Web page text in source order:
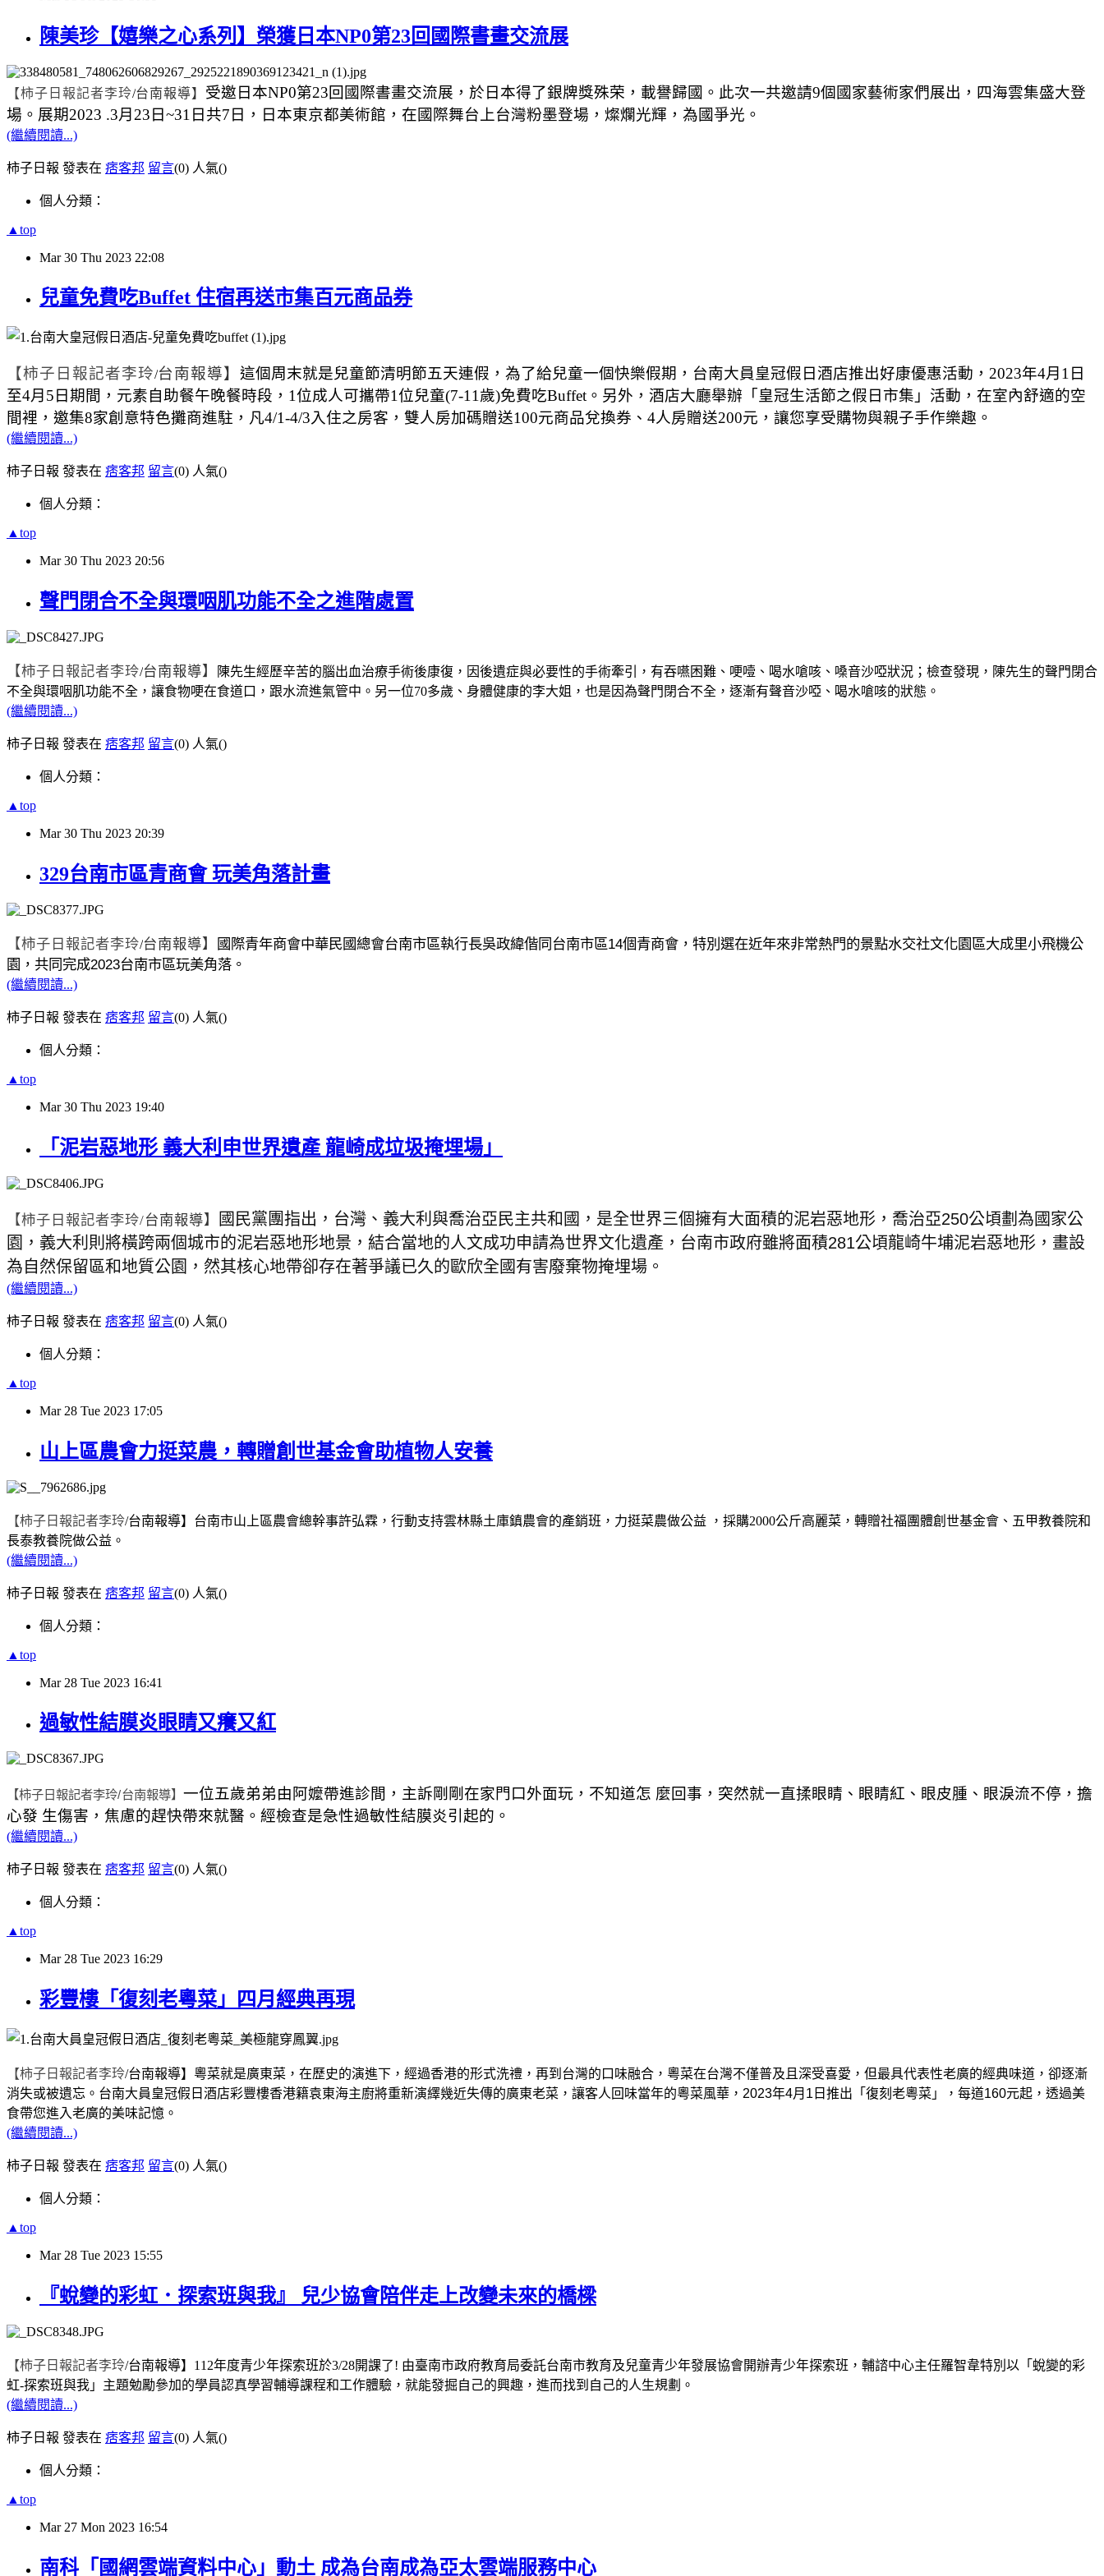
陳美珍【嬉樂之心系列】榮獲日本NP0第23回國際書畫交流展
【柿子日報記者李玲/台南報導】 受邀日本NP0第23回國際書畫交流展，於日本得了銀牌獎殊荣，載譽歸國。此次一共邀請9個國家藝術家們展出，四海雲集盛大登
場。展期2023 .3月 23日~31 日共7日，日本東京都美術館，在國際舞台上台灣粉墨登場，燦爛光輝，為國爭光。
(繼續閱讀...)
柿子日報 發表在 痞客邦 留言(0) 人氣()
個人分類：
▲top
Mar 30 Thu 2023 22:08
兒童免費吃Buffet 住宿再送市集百元商品券
【柿子日報記者李玲/台南報導】 這個周末就是兒童節清明節五天連假，為了給兒童一個快樂假期，台南大員皇冠假日酒店推出好康優惠活動， 2023年4月 1 日
至4月 5 日期間，元素自助餐午晚餐時段， 1位成人可攜帶1位兒童(7-11歲)免費吃Buffet 。另外，酒店大廳舉辦「皇冠生活節之假日市集」活動，在室內舒適的空
間裡，邀集8家創意特色攤商進駐，凡4/1-4/3入住之房客，雙人房加碼贈送100元商品兌換券、 4人房贈送200元，讓您享受購物與親子手作樂趣。
(繼續閱讀...)
柿子日報 發表在 痞客邦 留言(0) 人氣()
個人分類：
▲top
Mar 30 Thu 2023 20:56
聲門閉合不全與環咽肌功能不全之進階處置
【柿子日報記者李玲/台南報導】
陳先生經歷辛苦的腦出血治療手術後康復，因後遺症與必要性的手術牽引，有吞嚥困難、哽噎、喝水嗆咳、嗓音沙啞狀況；檢查發現，陳先生的聲門閉合
不全與環咽肌功能不全，讓食物哽在食道口，跟水流進氣管中。另一位70多歲、身體健康的李大姐，也是因為聲門閉合不全，逐漸有聲音沙啞、喝水嗆咳的狀態。
(繼續閱讀...)
柿子日報 發表在 痞客邦 留言(0) 人氣()
個人分類：
▲top
Mar 30 Thu 2023 20:39
329台南市區青商會 玩美角落計畫
【柿子日報記者李玲/台南報導】 國際青年商會中華民國總會台南市區執行長吳政緯偕同台南市區14個青商會，特別選在近年來非常熱門的景點水交社文化園區大成里小飛機公
園，共同完成2023台南市區玩美角落。
(繼續閱讀...)
柿子日報 發表在 痞客邦 留言(0) 人氣()
個人分類：
▲top
Mar 30 Thu 2023 19:40
「泥岩惡地形 義大利申世界遺產 龍崎成垃圾掩埋場」
【柿子日報記者李玲/台南報導】 國民黨團指出，台灣、義大利與喬治亞民主共和國，是全世界三個擁有大面積的泥岩惡地形，喬治亞250公頃劃為國家公
園，義大利則將橫跨兩個城市的泥岩惡地形地景，結合當地的人文成功申請為世界文化遺產，台南市政府雖將面積281公頃龍崎牛埔泥岩惡地形，畫設
為自然保留區和地質公園，然其核心地帶卻存在著爭議已久的歐欣全國有害廢棄物掩埋場。
(繼續閱讀...)
柿子日報 發表在 痞客邦 留言(0) 人氣()
個人分類：
▲top
Mar 28 Tue 2023 17:05
山上區農會力挺菜農，轉贈創世基金會助植物人安養
【柿子日報記者李玲/台南報導】 台南市山上區農會總幹事許弘霖，行動支持雲林縣土庫鎮農會的產銷班，力挺菜農做公益 ，採購2000公斤高麗菜，轉贈社福團體創世基金會、五甲教養院和
長泰教養院做公益。
(繼續閱讀...)
柿子日報 發表在 痞客邦 留言(0) 人氣()
個人分類：
▲top
Mar 28 Tue 2023 16:41
過敏性結膜炎眼睛又癢又紅
【柿子日報記者李玲/台南報導】 一位五歲弟弟由阿嬤帶進診間，主訴剛剛在家門口外面玩，不知道怎 麼回事，突然就一直揉眼睛、眼睛紅、眼皮腫、眼淚流不停，擔
心發 生傷害，焦慮的趕快帶來就醫。經檢查是急性過敏性結膜炎引起的。
(繼續閱讀...)
柿子日報 發表在 痞客邦 留言(0) 人氣()
個人分類：
▲top
Mar 28 Tue 2023 16:29
彩豐樓「復刻老粵菜」四月經典再現
【柿子日報記者李玲/台南報導】 粵菜就是廣東菜，在歷史的演進下，經過香港的形式洗禮，再到台灣的口味融合，粵菜在台灣不僅普及且深受喜愛，但最具代表性老廣的經典味道，卻逐漸
消失或被遺忘。台南大員皇冠假日酒店彩豐樓香港籍袁東海主廚將重新演繹幾近失傳的廣東老菜，讓客人回味當年的粵菜風華， 2023年4月 1 日推出「復刻老粵菜」，每道160元起，透過美
食帶您進入老廣的美味記憶。
(繼續閱讀...)
柿子日報 發表在 痞客邦 留言(0) 人氣()
個人分類：
▲top
Mar 28 Tue 2023 15:55
『蛻變的彩虹．探索班與我』 兒少協會陪伴走上改變未來的橋樑
【柿子日報記者李玲/台南報導】 112年度青少年探索班於3/28開課了! 由臺南市政府教育局委託台南市教育及兒童青少年發展協會開辦青少年探索班，輔諮中心主任羅智韋特別以「蛻變的彩
虹-探索班與我」主題勉勵參加的學員認真學習輔導課程和工作體驗，就能發掘自己的興趣，進而找到自己的人生規劃。
(繼續閱讀...)
柿子日報 發表在 痞客邦 留言(0) 人氣()
個人分類：
▲top
Mar 27 Mon 2023 16:54
南科「國網雲端資料中心」動土 成為台南成為亞太雲端服務中心